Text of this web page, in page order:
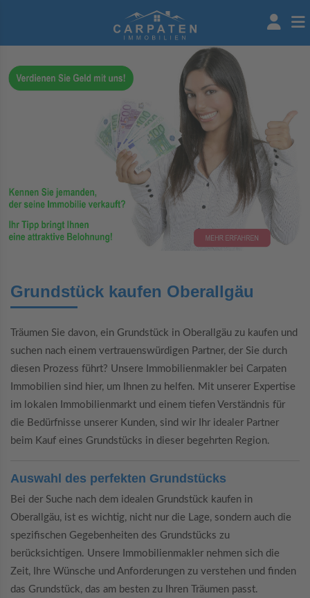
Grundstück kaufen Oberallgäu
Träumen Sie davon, ein Grundstück in Oberallgäu zu kaufen und
suchen nach einem vertrauenswürdigen Partner, der Sie durch
diesen Prozess führt? Unsere Immobilienmakler bei Carpaten
Immobilien sind hier, um Ihnen zu helfen. Mit unserer Expertise
im lokalen Immobilienmarkt und einem tiefen Verständnis für
die Bedürfnisse unserer Kunden, sind wir Ihr idealer Partner
beim Kauf eines Grundstücks in dieser begehrten Region.
Auswahl des perfekten Grundstücks
Bei der Suche nach dem idealen Grundstück kaufen in
Oberallgäu, ist es wichtig, nicht nur die Lage, sondern auch die
spezifischen Gegebenheiten des Grundstücks zu
berücksichtigen. Unsere Immobilienmakler nehmen sich die
Zeit, Ihre Wünsche und Anforderungen zu verstehen und finden
das Grundstück, das am besten zu Ihren Träumen passt.